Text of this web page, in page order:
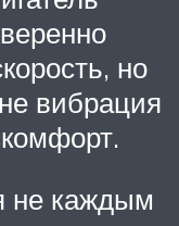
но
вибрация
не каждым